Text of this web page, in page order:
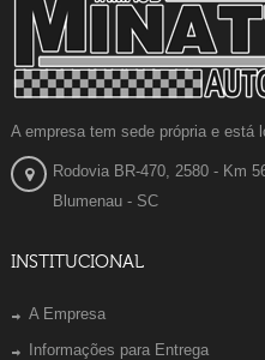
A empresa tem sede própria e está
Rodovia BR-470, 2580 - Km
Blumenau - SC
INSTITUCIONAL
A Empresa
Informações para Entrega